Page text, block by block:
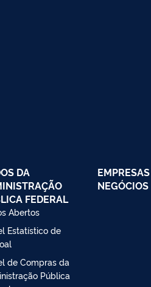
DA
FEDERAL
Abertos
Estatístico de
de Compras da
Pública
NEGÓCIOS